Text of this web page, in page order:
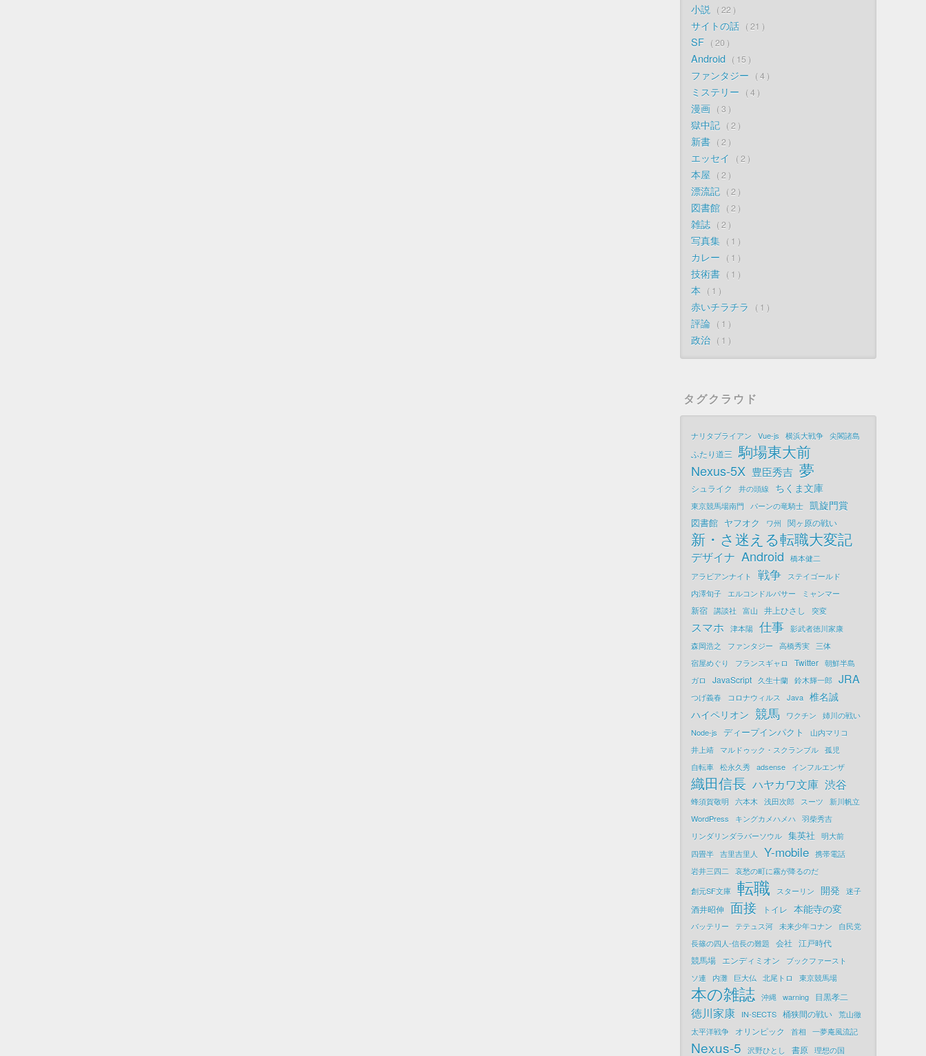
小説 22
サイトの話 21
SF 20
Android 15
ファンタジー 4
ミステリー 4
漫画 3
獄中記 2
新書 2
エッセイ 2
本屋 2
漂流記 2
図書館 2
雑誌 2
写真集 1
カレー 1
技術書 1
本 1
赤いチラチラ 1
評論 1
政治 1
タグクラウド
ナリタブライアン Vue-js 横浜大戦争 尖閣諸島
ふたり道三 駒場東大前
Nexus-5X 豊臣秀吉 夢
シュライク 井の頭線 ちくま文庫
東京競馬場南門 パーンの竜騎士 凱旋門賞
図書館 ヤフオク ワ州 関ヶ原の戦い
新・さ迷える転職大変記
デザイナ Android
橋本健二
アラビアンナイト
戦争
ステイゴールド
内澤旬子
エルコンドルパサー ミャンマー
新宿 講談社 富山 井上ひさし 突変
スマホ 津本陽 仕事 影武者徳川家康
森岡浩之
ファンタジー 高橋秀実
三体
宿屋めぐり
フランスギャロ Twitter 朝鮮半島
ガロ
JavaScript 久生十蘭 鈴木輝一郎 JRA
つげ義春 コロナウィルス Java 椎名誠
ハイペリオン 競馬 ワクチン
姉川の戦い
Node-js
ディープインパクト
山内マリコ
井上靖
マルドゥック・スクランブル 孤児
自転車 松永久秀 adsense インフルエンザ
織田信長 ハヤカワ文庫 渋谷
蜂須賀敬明 六本木 浅田次郎 スーツ
新川帆立
WordPress
キングカメハメハ 羽柴秀吉
リンダリンダラバーソウル 集英社
明大前
四畳半 吉里吉里人 Y-mobile 携帯電話
岩井三四二
哀愁の町に霧が降るのだ
創元SF文庫 転職 スターリン 開発 迷子
酒井昭伸 面接 トイレ 本能寺の変
バッテリー テテュス河 未来少年コナン
自民党
長篠の四人-信長の難題
会社 江戸時代
競馬場 エンディミオン
ブックファースト
ソ連
内灘 巨大仏 北尾トロ 東京競馬場
本の雑誌 沖縄 warning 目黒孝二
徳川家康 IN-SECTS 桶狭間の戦い 荒山徹
太平洋戦争
オリンピック 首相 一夢庵風流記
Nexus-5 沢野ひとし 書原 理想の国